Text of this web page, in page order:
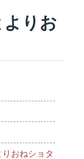
りお
おねショタ